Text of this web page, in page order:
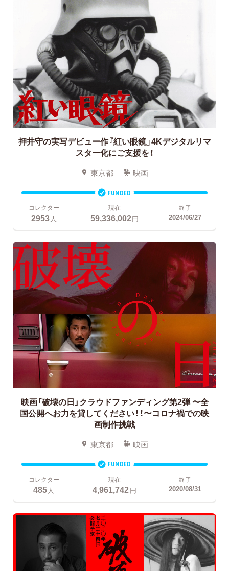
押井守の実写デビュー作『紅い眼鏡』4Kデジタルリマ
スター化にご支援を！
東京都 映画
FUNDED
コレクター
2953人
現在
59,336,002円
終了
2024/06/27
映画「破壊の日」クラウドファンディング第2弾〜全
国公開へお力を貸してください！！〜コロナ禍での映
画制作挑戦
東京都 映画
FUNDED
コレクター
485 人
現在
4,961,742円
終了
2020/08/31